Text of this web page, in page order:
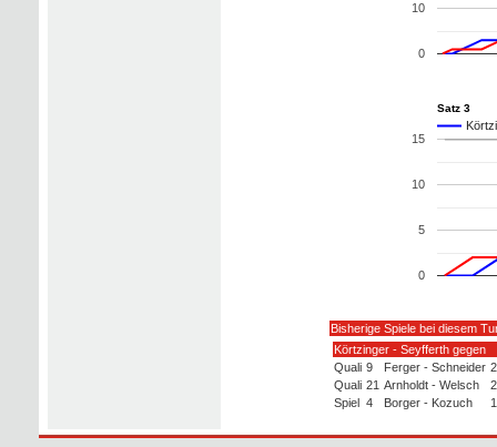
0
10
Satz 3
0
5
10
15
Bisherige Spiele bei diesem
Körtzinger - Seyfferth gegen
Quali 9 Ferger - Schneider
Quali 21 Arnholdt - Welsch
Spiel 4 Borger - Kozuch